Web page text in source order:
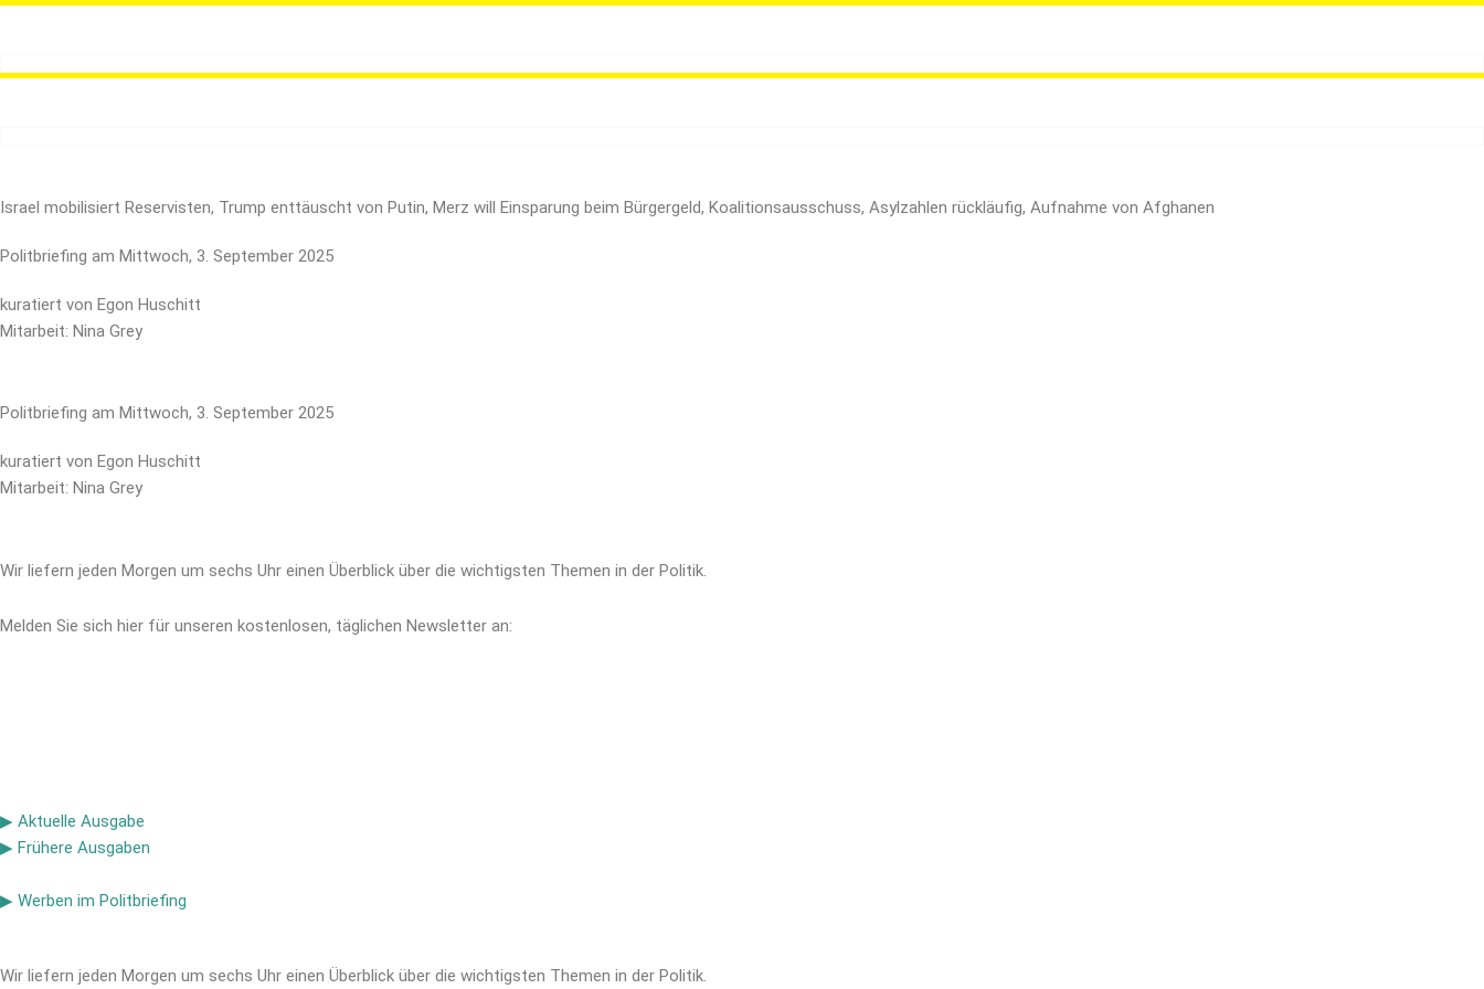
Zum
Israel mobilisiert Reservisten, Trump enttäuscht von Putin, Merz will Einsparung beim Bürgergeld, Koalitionsausschuss, Asylzahlen rückläufig, Aufnahme von Afghanen
Politbriefing am Mittwoch, 3. September 2025
kuratiert von Egon Huschitt
Mitarbeit: Nina Grey
Politbriefing am Mittwoch, 3. September 2025
kuratiert von Egon Huschitt
Mitarbeit: Nina Grey
Wir liefern jeden Morgen um sechs Uhr einen Überblick über die wichtigsten Themen in der Politik.
Melden Sie sich hier für unseren kostenlosen, täglichen Newsletter an:
▶ Aktuelle Ausgabe
▶ Frühere Ausgaben
▶ Werben im Politbriefing
Wir liefern jeden Morgen um sechs Uhr einen Überblick über die wichtigsten Themen in der Politik.